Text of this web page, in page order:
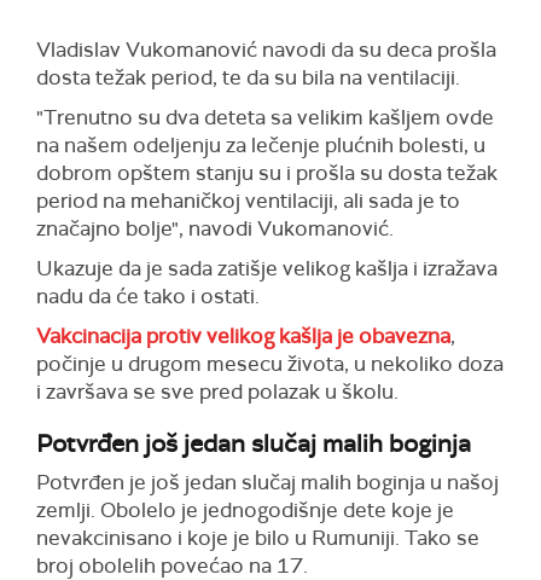
Vladislav Vukomanović navodi da su deca prošla
dosta težak period, te da su bila na ventilaciji.
"Trenutno su dva deteta sa velikim kašljem ovde
na našem odeljenju za lečenje plućnih bolesti, u
dobrom opštem stanju su i prošla su dosta težak
period na mehaničkoj ventilaciji, ali sada je to
značajno bolje", navodi Vukomanović.
Ukazuje da je sada zatišje velikog kašlja i izražava
nadu da će tako i ostati.
Vakcinacija protiv velikog kašlja je obavezna,
počinje u drugom mesecu života, u nekoliko doza
i završava se sve pred polazak u školu.
Potvrđen još jedan slučaj malih boginja
Potvrđen je još jedan slučaj malih boginja u našoj
zemlji. Obolelo je jednogodišnje dete koje je
nevakcinisano i koje je bilo u Rumuniji. Tako se
broj obolelih povećao na 17.